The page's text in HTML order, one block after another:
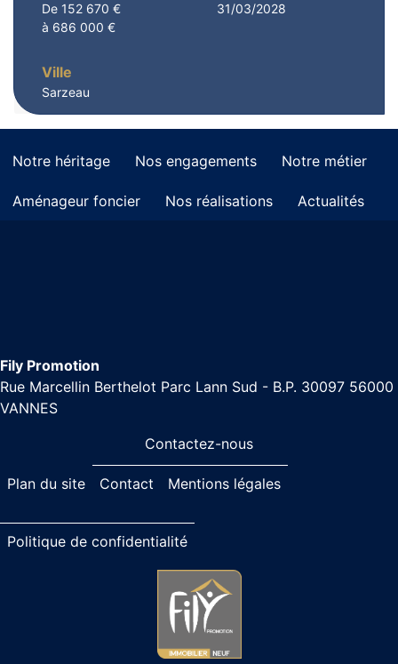
De 152 670 €
à 686 000 €
31/03/2028
Ville
Sarzeau
Notre héritage Nos engagements Notre métier
Aménageur foncier Nos réalisations Actualités
Fily Promotion
Rue Marcellin Berthelot Parc Lann Sud - B.P. 30097 56000
VANNES
Contactez-nous
Plan du site Contact Mentions légales
Politique de confidentialité